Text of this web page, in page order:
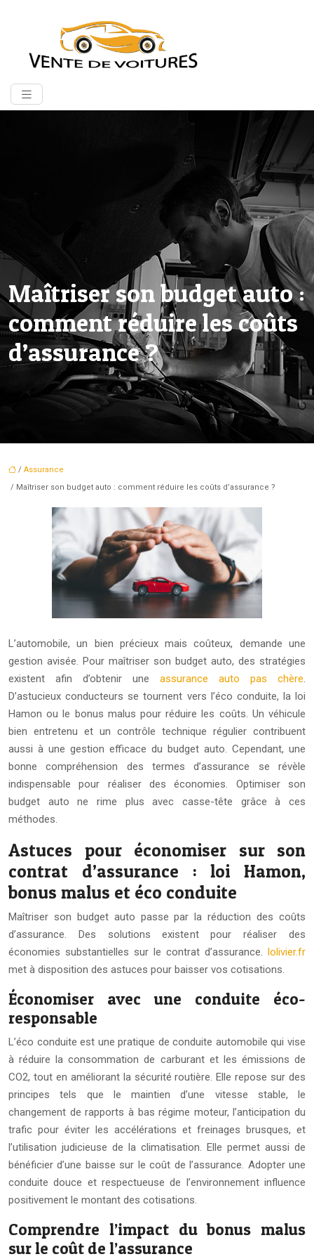
Maîtriser son budget auto :
comment réduire les coûts
d’assurance ?
/ Assurance
/ Maîtriser son budget auto : comment réduire les coûts d’assurance ?
L’automobile, un bien précieux mais coûteux, demande une
gestion avisée. Pour maîtriser son budget auto, des stratégies
existent afin d’obtenir une assurance auto pas chère.
D’astucieux conducteurs se tournent vers l’éco conduite, la loi
Hamon ou le bonus malus pour réduire les coûts. Un véhicule
bien entretenu et un contrôle technique régulier contribuent
aussi à une gestion efficace du budget auto. Cependant, une
bonne compréhension des termes d’assurance se révèle
indispensable pour réaliser des économies. Optimiser son
budget auto ne rime plus avec casse-tête grâce à ces
méthodes.
Astuces pour économiser sur son
contrat d’assurance : loi Hamon,
bonus malus et éco conduite
Maîtriser son budget auto passe par la réduction des coûts
d’assurance. Des solutions existent pour réaliser des
économies substantielles sur le contrat d’assurance.
lolivier.fr
met à disposition des astuces pour baisser vos cotisations.
Économiser avec une conduite éco-
responsable
L’éco conduite est une pratique de conduite automobile qui vise
à réduire la consommation de carburant et les émissions de
CO2, tout en améliorant la sécurité routière. Elle repose sur des
principes tels que le maintien d’une vitesse stable, le
changement de rapports à bas régime moteur, l’anticipation du
trafic pour éviter les accélérations et freinages brusques, et
l’utilisation judicieuse de la climatisation. Elle permet aussi de
bénéficier d’une baisse sur le coût de l’assurance. Adopter une
conduite douce et respectueuse de l’environnement influence
positivement le montant des cotisations.
Comprendre l’impact du bonus malus
sur le coût de l’assurance